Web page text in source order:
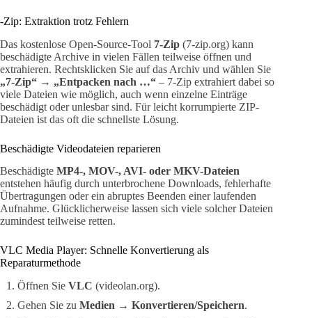
-Zip: Extraktion trotz Fehlern
Das kostenlose Open-Source-Tool 7-Zip (7-zip.org) kann
beschädigte Archive in vielen Fällen teilweise öffnen und
extrahieren. Rechtsklicken Sie auf das Archiv und wählen Sie
„7-Zip“ → „Entpacken nach …“ – 7-Zip extrahiert dabei so
viele Dateien wie möglich, auch wenn einzelne Einträge
beschädigt oder unlesbar sind. Für leicht korrumpierte ZIP-
Dateien ist das oft die schnellste Lösung.
Beschädigte Videodateien reparieren
Beschädigte MP4-, MOV-, AVI- oder MKV-Dateien
entstehen häufig durch unterbrochene Downloads, fehlerhafte
Übertragungen oder ein abruptes Beenden einer laufenden
Aufnahme. Glücklicherweise lassen sich viele solcher Dateien
zumindest teilweise retten.
VLC Media Player: Schnelle Konvertierung als
Reparaturmethode
Öffnen Sie VLC (videolan.org).
Gehen Sie zu Medien → Konvertieren/Speichern.